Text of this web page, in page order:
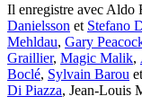
Il enregistre avec Aldo
Danielsson et Stefano
Mehldau, Gary
Graillier, Magic Malik,
Boclé, Sylvain Barou et
Di Piazza, Jean-Louis